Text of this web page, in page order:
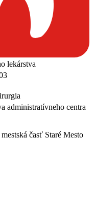
lekárstva
administratívneho centra
časť Staré Mesto